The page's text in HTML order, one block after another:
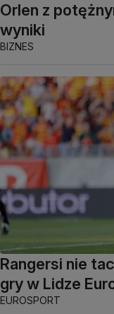
Orlen z
wyniki
BIZNES
Rangersi nie
gry w Lidze
EUROSPORT